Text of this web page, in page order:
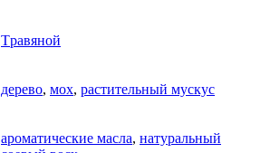
Tравяной
дерево, мох, растительный мускус
ароматические масла, натуральный